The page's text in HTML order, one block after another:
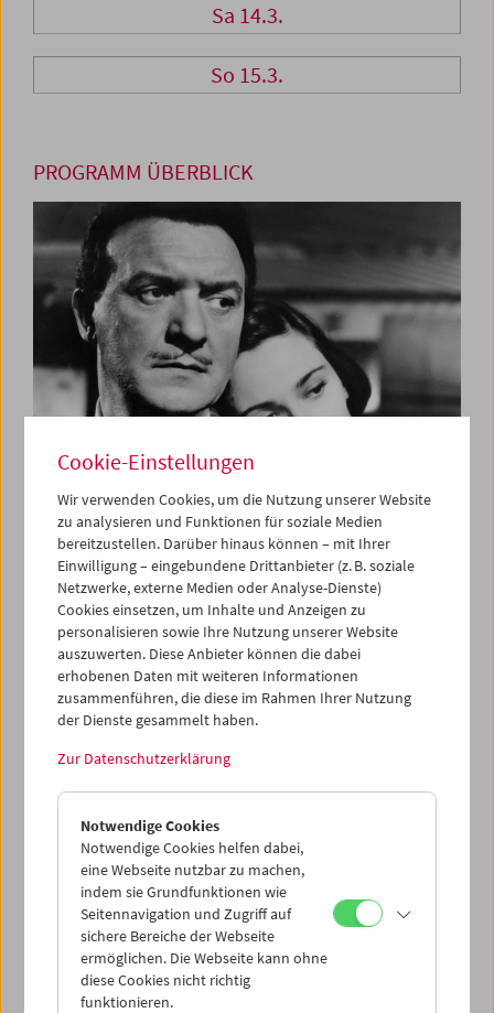
Sa 14.3.
So 15.3.
PROGRAMM ÜBERBLICK
Las Tres Bes
Bardem, Berlanga und Buñuel
Der Mond
Cookie-Einstellungen
Wir verwenden Cookies, um die Nutzung unserer Website
zu analysieren und Funktionen für soziale Medien
bereitzustellen. Darüber hinaus können – mit Ihrer
Einwilligung – eingebundene Drittanbieter (z. B. soziale
Netzwerke, externe Medien oder Analyse-Dienste)
Cookies einsetzen, um Inhalte und Anzeigen zu
personalisieren sowie Ihre Nutzung unserer Website
auszuwerten. Diese Anbieter können die dabei
erhobenen Daten mit weiteren Informationen
zusammenführen, die diese im Rahmen Ihrer Nutzung
der Dienste gesammelt haben.
Zur Datenschutzerklärung
Notwendige Cookies
Notwendige Cookies helfen dabei,
eine Webseite nutzbar zu machen,
indem sie Grundfunktionen wie
Seitennavigation und Zugriff auf
sichere Bereiche der Webseite
ermöglichen. Die Webseite kann ohne
diese Cookies nicht richtig
funktionieren.